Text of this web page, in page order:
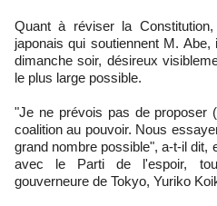
Quant à réviser la
japonais qui soutiennent M.
dimanche soir, désireux
le plus large possible.
"Je ne prévois pas de proposer
coalition au pouvoir. Nous
grand nombre possible", a-t-il dit,
avec le Parti de l'espoir,
gouverneure de Tokyo, Yuriko